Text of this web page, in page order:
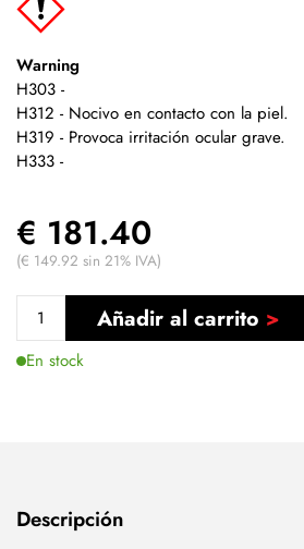
Warning
H303 -
H312 - Nocivo en contacto con la piel.
H319 - Provoca irritación ocular grave.
H333 -
€ 181.40
(€ 149.92 sin 21% IVA)
Añadir al carrito
En stock
Descripción